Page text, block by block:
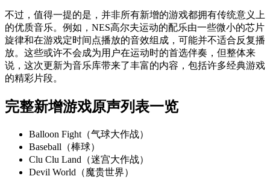
不过，值得一提的是，并非所有新增的游戏都拥有传统意义上
的优质音乐。例如，NES高尔夫运动的配乐由一些微小的芯片
旋律和在游戏定时间点播放的音效组成，可能并不适合反复播
放。这些或许不会成为用户在运动时的首选伴奏，但整体来
说，这次更新为音乐库带来了丰富的内容，包括许多经典游戏
的精彩片段。
完整新增游戏原声列表一览
Balloon Fight（气球大作战）
Baseball（棒球）
Clu Clu Land（迷宫大作战）
Devil World（魔贵世界）